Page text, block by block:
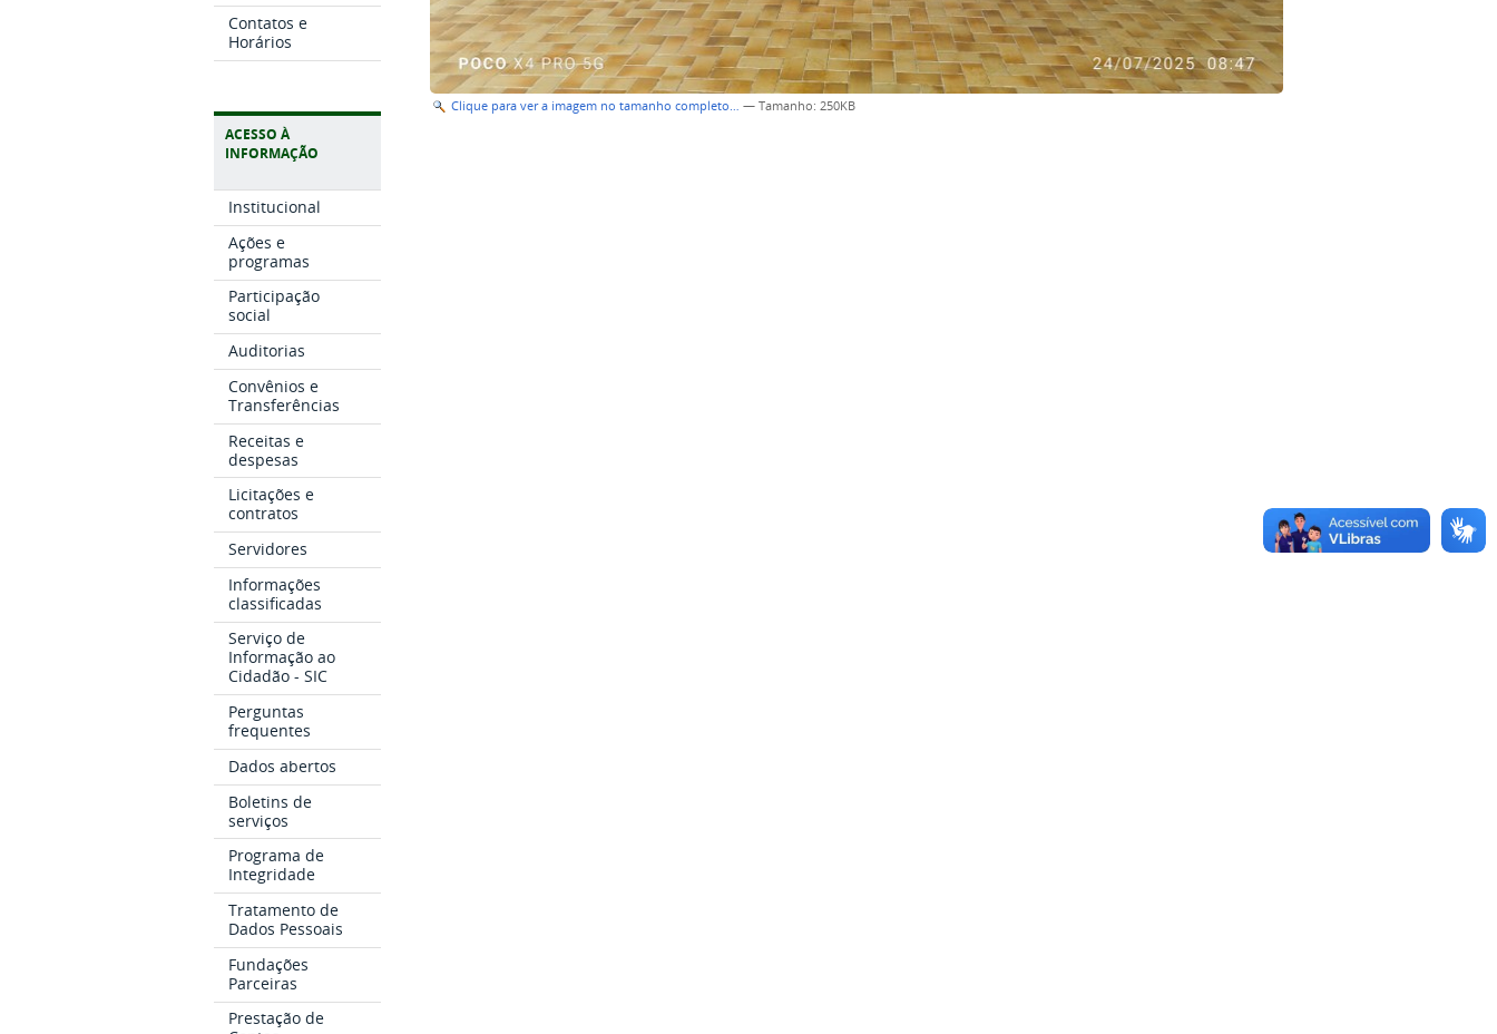
Contatos e
Horários
ACESSO À
INFORMAÇÃO
Institucional
Ações e
programas
Participação
social
Auditorias
Convênios e
Transferências
Receitas e
despesas
Licitações e
contratos
Servidores
Informações
classificadas
Serviço de
Informação ao
Cidadão - SIC
Perguntas
frequentes
Dados abertos
Boletins de
serviços
Programa de
Integridade
Tratamento de
Dados Pessoais
Fundações
Parceiras
Prestação de
Clique para ver a imagem no tamanho completo… —Tamanho: 250KB